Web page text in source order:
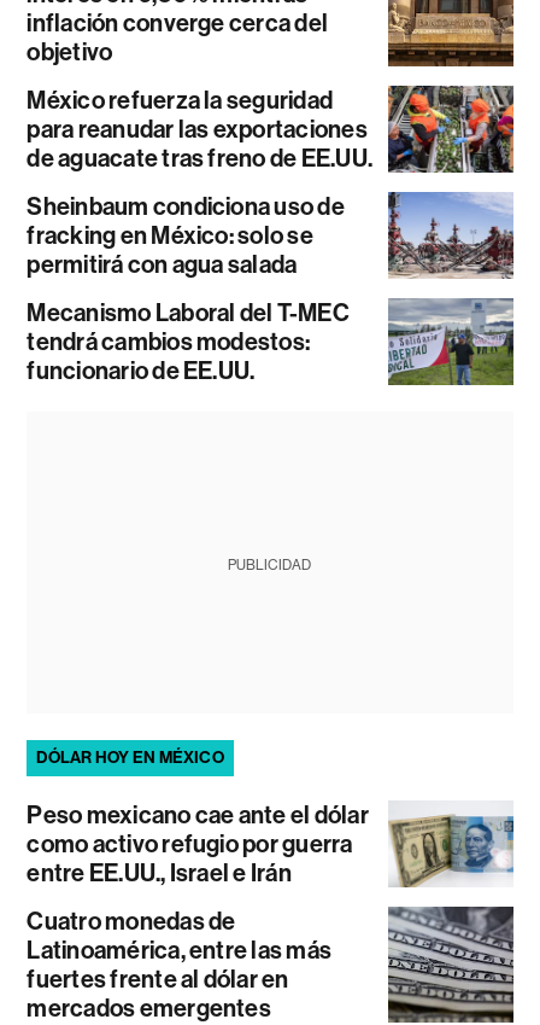
inflación converge cerca del
objetivo
México refuerza la seguridad
para reanudar las exportaciones
de aguacate tras freno de EE.UU.
Sheinbaum condiciona uso de
fracking en México: solo se
permitirá con agua salada
Mecanismo Laboral del T-MEC
tendrá cambios modestos:
funcionario de EE.UU.
PUBLICIDAD
DÓLAR HOY EN MÉXICO
Peso mexicano cae ante el dólar
como activo refugio por guerra
entre EE.UU., Israel e Irán
Cuatro monedas de
Latinoamérica, entre las más
fuertes frente al dólar en
mercados emergentes